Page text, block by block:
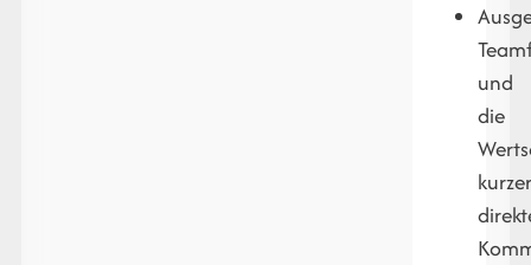
und
die